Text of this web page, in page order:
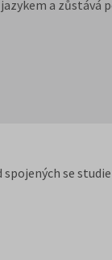
a zůstává
se